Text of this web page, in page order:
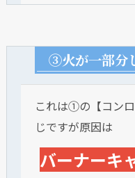
③火が一部分
これは①の【コン
じですが原因は
バーナーキ